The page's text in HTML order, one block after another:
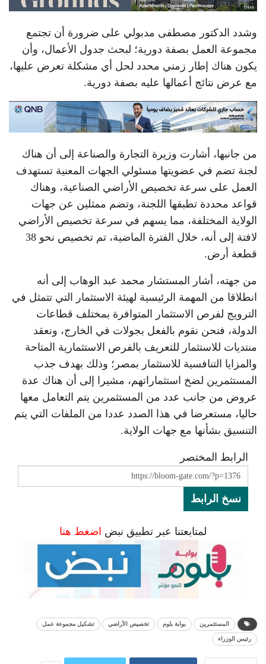
وشدد الدكتور مصطفى مدبولي على ضرورة أن تجتمع
مجموعة العمل بصفة دورية؛ لبحث جدول الأعمال، وأن
يكون هناك إطار زمني محدد لحل أي مشكلة تعرض عليها،
مع عرض نتائج أعمالها عليه بصفة دورية.
من جانبها، أشارت وزيرة التجارة والصناعة إلى أن هناك
لجنة تضم في عضويتها مسئولي الجهات المعنية تستهدف
العمل على سرعة تخصيص الأراضي الصناعية، وهناك
قواعد محددة تطبقها اللجنة، وتضم ممثلين عن جهات
الولاية المختلفة، مما يسهم في سرعة تخصيص الأراضي
لافتة إلى أنه، خلال الفترة الماضية، تم تخصيص نحو 38
قطعة أرض.
من جهته، أشار المستشار محمد عبد الوهاب إلى أنه
انطلاقا من المهمة الرئيسية لهيئة الاستثمار التي تتمثل في
الترويج لفرص الاستثمار المتوافرة بمختلف قطاعات
الدولة، فنحن نقوم بالفعل بجولات في الخارج، ونعقد
منتديات للاستثمار للتعريف بالفرص الاستثمارية المتاحة
والمزايا التنافسية للاستثمار بمصر؛ وذلك بهدف جذب
المستثمرين لضخ استثماراتهم، مشيرا إلى أن هناك عدة
عروض من جانب عدد من المستثمرين يتم التعامل معها
حاليا، مستعرضا في هذا الصدد عددا من الملفات التي يتم
التنسيق بشأنها مع جهات الولاية.
الرابط المختصر
نسخ الرابط
لمتابعتنا عبر تطبيق نبض اضغط هنا
المستثمرين بوابة بلوم تخصيص الأراضي تشكيل مجموعة عمل
رئيس الوزراء